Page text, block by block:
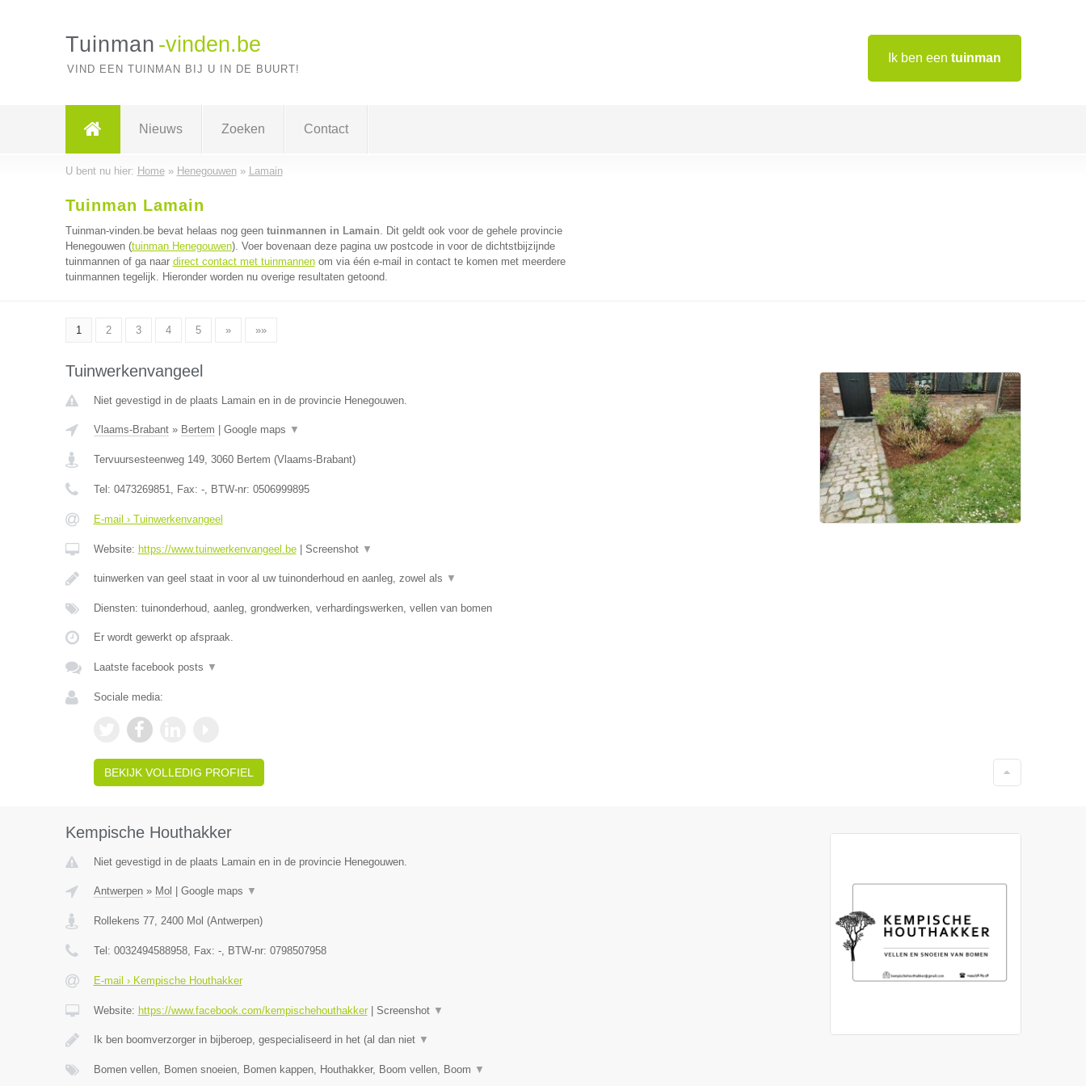
Ik ben een tuinman
Tuinman -vinden.be
VIND EEN TUINMAN BIJ U IN DE BUURT!
Nieuws Zoeken Contact
U bent nu hier: Home» Henegouwen» Lamain
Tuinman Lamain
Tuinman-vinden.be bevat helaas nog geen tuinmannen in Lamain. Dit geldt ook voor de gehele provincie
Henegouwen (tuinman Henegouwen). Voer bovenaan deze pagina uw postcode in voor de dichtstbijzijnde
tuinmannen of ga naar direct contact met tuinmannenom via één e-mail in contact te komen met meerdere
tuinmannen tegelijk. Hieronder worden nu overige resultaten getoond.
1 2 3 4 5 » »»
Tuinwerkenvangeel
Niet gevestigd in de plaats Lamain en in de provincie Henegouwen.
Vlaams-Brabant» Bertem Google maps ▼
Tervuursesteenweg 149, 3060 Bertem (Vlaams-Brabant)
Tel: 0473269851, Fax: -, BTW-nr: 0506999895
E-mail › Tuinwerkenvangeel
Website: https://www.tuinwerkenvangeel.be| Screenshot ▼
tuinwerken van geel staat in voor al uw tuinonderhoud en aanleg, zowel als ▼
Diensten: tuinonderhoud, aanleg, grondwerken, verhardingswerken, vellen van bomen
Er wordt gewerkt op afspraak.
Laatste facebook posts ▼
Sociale media:
BEKIJK VOLLEDIG PROFIEL
Kempische Houthakker
Niet gevestigd in de plaats Lamain en in de provincie Henegouwen.
Antwerpen» Mol Google maps ▼
Rollekens 77, 2400 Mol (Antwerpen)
Tel: 0032494588958, Fax: -, BTW-nr: 0798507958
E-mail › Kempische Houthakker
Website: https://www.facebook.com/kempischehouthakker| Screenshot ▼
Ik ben boomverzorger in bijberoep, gespecialiseerd in het (al dan niet ▼
Bomen vellen, Bomen snoeien, Bomen kappen, Houthakker, Boom vellen, Boom ▼